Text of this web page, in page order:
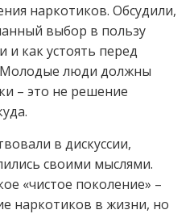
наркотиков. Обсудили,
выбор в пользу
и как устоять перед
Молодые люди должны
– это не решение
в дискуссии,
своими мыслями.
«чистое поколение» –
наркотиков в жизни, но